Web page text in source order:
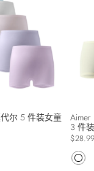
尔 5 件装女童
3 件